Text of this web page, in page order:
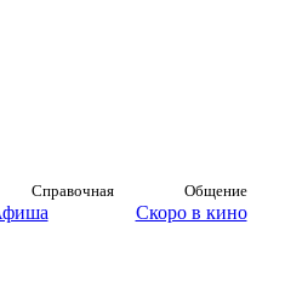
Справочная Общение
Скоро в кино